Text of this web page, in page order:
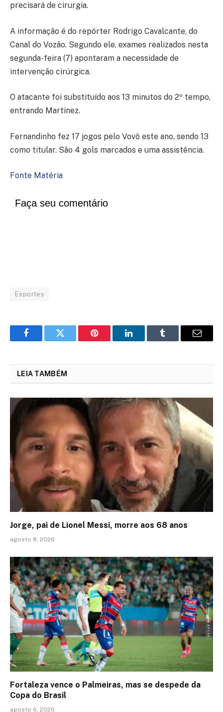
precisará de cirurgia.
A informação é do repórter Rodrigo Cavalcante, do
Canal do Vozão. Segundo ele, exames realizados nesta
segunda-feira (7) apontaram a necessidade de
intervenção cirúrgica.
O atacante foi substituído aos 13 minutos do 2º tempo,
entrando Martínez.
Fernandinho fez 17 jogos pelo Vovô este ano, sendo 13
como titular. São 4 gols marcados e uma assistência.
Fonte Matéria
Faça seu comentário
Esportes
FacebookTwitter Pinterest LinkedInTumblr Email
LEIA TAMBÉM
Jorge, pai de Lionel Messi, morre aos 68 anos
agosto 8, 2026
Fortaleza vence o Palmeiras, mas se despede da
Copa do Brasil
agosto 6, 2026